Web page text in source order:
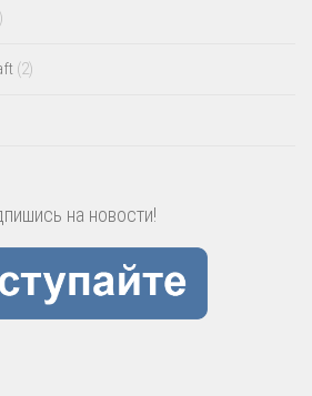
(2)
на новости!